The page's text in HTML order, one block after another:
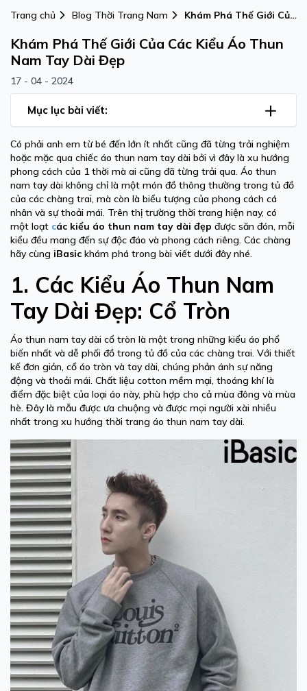
Trang chủ Blog Thời Trang Nam
Khám Phá Thế Giới Của
Tay Dài Đẹp
Khám Phá Thế Giới Của Các Kiểu Áo Thun
Nam Tay Dài Đẹp
17 - 04 - 2024
Mục lục bài viết:
Có phải anh em từ bé đến lớn ít nhất cũng đã từng trải nghiệm
hoặc mặc qua chiếc áo thun nam tay dài bởi vì đây là xu hướng
phong cách của 1 thời mà ai cũng đã từng trải qua. Áo thun
nam tay dài không chỉ là một món đồ thông thường trong tủ đồ
của các chàng trai, mà còn là biểu tượng của phong cách cá
nhân và sự thoải mái. Trên thị trường thời trang hiện nay, có
một loạt các kiểu áo thun nam tay dài đẹp được săn đón, mỗi
kiểu đều mang đến sự độc đáo và phong cách riêng. Các chàng
hãy cùng iBasic khám phá trong bài viết dưới đây nhé.
1. Các Kiểu Áo Thun Nam
Tay Dài Đẹp: Cổ Tròn
Áo thun nam tay dài cổ tròn là một trong những kiểu áo phổ
biến nhất và dễ phối đồ trong tủ đồ của các chàng trai. Với thiết
kế đơn giản, cổ áo tròn và tay dài, chúng phản ánh sự năng
động và thoải mái. Chất liệu cotton mềm mại, thoáng khí là
điểm đặc biệt của loại áo này, phù hợp cho cả mùa đông và mùa
hè. Đây là mẫu được ưa chuộng và được mọi người xài nhiều
nhất trong xu hướng thời trang áo thun nam tay dài.